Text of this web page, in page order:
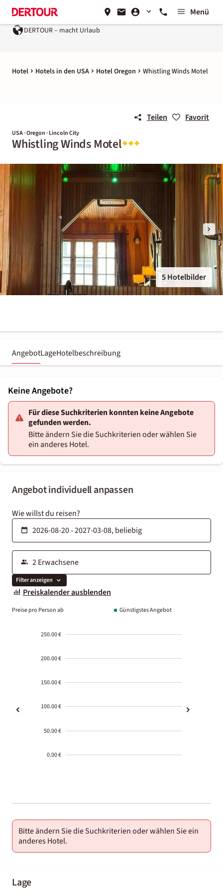
Menü
DERTOUR – macht Urlaub
Hotel Hotels in den USA Hotel Oregon Whistling Winds Motel
Teilen Favorit
USA · Oregon · Lincoln City
Whistling Winds Motel
5 Hotelbilder
AngebotLageHotelbeschreibung
Angebot individuell anpassen
Wie willst du reisen?
Filter anzeigen
Preiskalender ausblenden
Preise pro Person ab Günstigstes Angebot
250.00 €
200.00 €
150.00 €
100.00 €
50.00 €
0.00 €
01-02
Bitte ändern Sie die Suchkriterien oder wählen Sie ein
anderes Hotel.
Lage
Keine Angebote?
Für diese Suchkriterien konnten keine Angebote
gefunden werden.
Bitte ändern Sie die Suchkriterien oder wählen Sie
ein anderes Hotel.